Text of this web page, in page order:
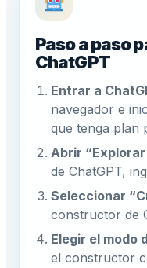
Paso a paso
ChatGPT
Entrar a
navegador e
que tenga plan
Abrir “Explorar
de ChatGPT,
Seleccionar
constructor de
Elegir el modo
el constructor